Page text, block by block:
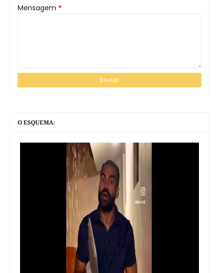
Mensagem *
O ESQUEMA: